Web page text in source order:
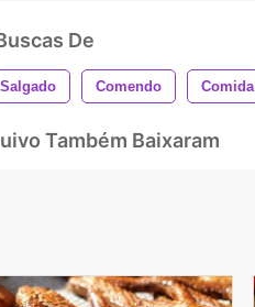
De
Salgado Comendo Comida
Também Baixaram